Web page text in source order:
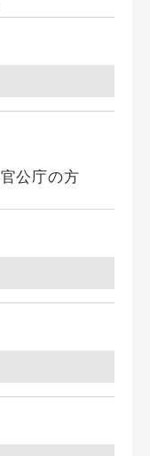
官公庁の方